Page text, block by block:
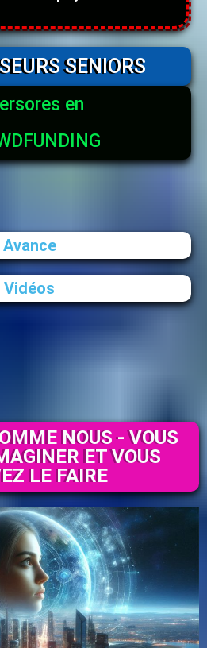
SENIORS
en
Avance
Vidéos
NOUS - VOUS
ET VOUS
LE FAIRE